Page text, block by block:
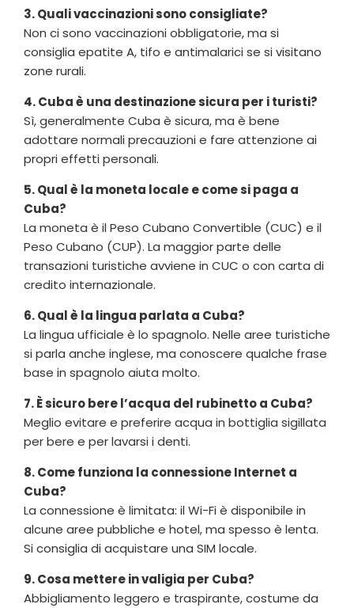
3. Quali vaccinazioni sono consigliate?
Non ci sono vaccinazioni obbligatorie, ma si
consiglia epatite A, tifo e antimalarici se si visitano
zone rurali.
4. Cuba è una destinazione sicura per i turisti?
Sì, generalmente Cuba è sicura, ma è bene
adottare normali precauzioni e fare attenzione ai
propri effetti personali.
5. Qual è la moneta locale e come si paga a
Cuba?
La moneta è il Peso Cubano Convertible (CUC) e il
Peso Cubano (CUP). La maggior parte delle
transazioni turistiche avviene in CUC o con carta di
credito internazionale.
6. Qual è la lingua parlata a Cuba?
La lingua ufficiale è lo spagnolo. Nelle aree turistiche
si parla anche inglese, ma conoscere qualche frase
base in spagnolo aiuta molto.
7. È sicuro bere l’acqua del rubinetto a Cuba?
Meglio evitare e preferire acqua in bottiglia sigillata
per bere e per lavarsi i denti.
8. Come funziona la connessione Internet a
Cuba?
La connessione è limitata: il Wi-Fi è disponibile in
alcune aree pubbliche e hotel, ma spesso è lenta.
Si consiglia di acquistare una SIM locale.
9. Cosa mettere in valigia per Cuba?
Abbigliamento leggero e traspirante, costume da